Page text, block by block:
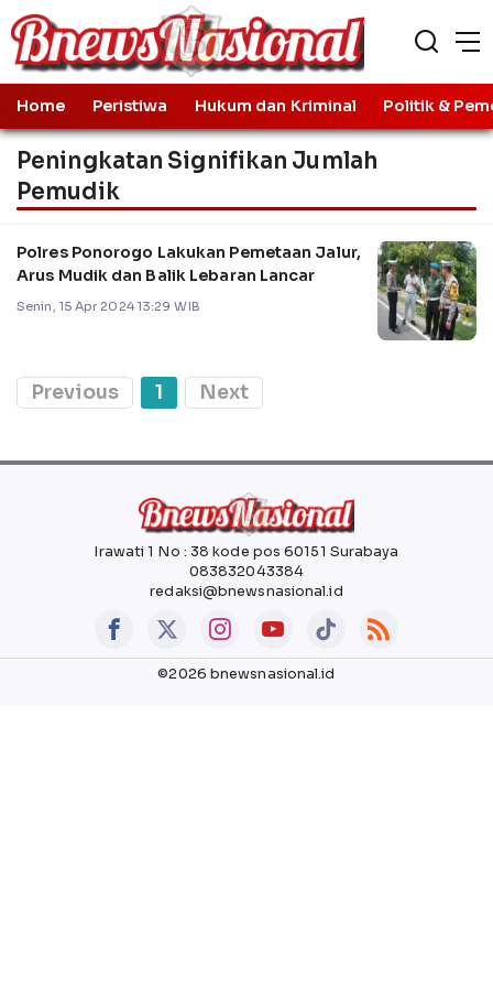
Home Peristiwa Hukum dan Kriminal Politik &
Peningkatan Signifikan Jumlah
Pemudik
Polres Ponorogo Lakukan Pemetaan Jalur,
Arus Mudik dan Balik Lebaran Lancar
Senin, 15 Apr 2024 13:29 WIB
Previous 1 Next
Irawati 1 No : 38 kode pos 60151 Surabaya
083832043384
redaksi@bnewsnasional.id
©2026 bnewsnasional.id